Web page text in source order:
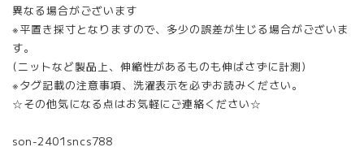
異なる場合がございます
※平置き採寸となりますので、多少の誤差が生じる場合がございま
す。
(ニットなど製品上、伸縮性があるものも伸ばさずに計測)
※タグ記載の注意事項、洗濯表示を必ずお読みください。
☆その他気になる点はお気軽にご連絡ください☆
son-2401sncs788